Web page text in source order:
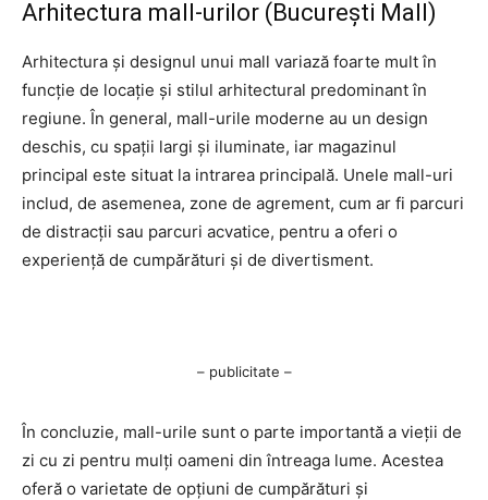
Arhitectura mall-urilor (București Mall)
Arhitectura și designul unui mall variază foarte mult în
funcție de locație și stilul arhitectural predominant în
regiune. În general, mall-urile moderne au un design
deschis, cu spații largi și iluminate, iar magazinul
principal este situat la intrarea principală. Unele mall-uri
includ, de asemenea, zone de agrement, cum ar fi parcuri
de distracții sau parcuri acvatice, pentru a oferi o
experiență de cumpărături și de divertisment.
– publicitate –
În concluzie, mall-urile sunt o parte importantă a vieții de
zi cu zi pentru mulți oameni din întreaga lume. Acestea
oferă o varietate de opțiuni de cumpărături și